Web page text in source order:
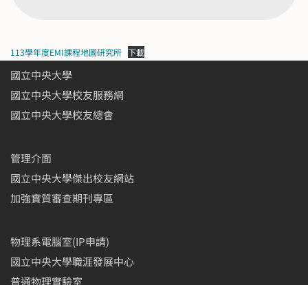
物理學系碩博士班研究生修
Requirements for Master
and PhD Program
113學年度EMI課程地圖研究所 下載
國立中央大學
國立中央大學校友服務網
國立中央大學校友總會
管理介面
國立中央大學傑出校友網站
加強實質審查期刊專區
物理系電腦室(IP申請)
國立中央大學職涯發展中心
普通物理實驗室